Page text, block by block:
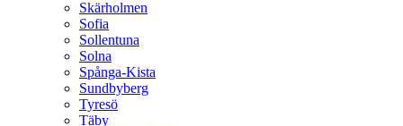
Skärholmen
Sofia
Sollentuna
Solna
Spånga-Kista
Sundbyberg
Tyresö
Täby